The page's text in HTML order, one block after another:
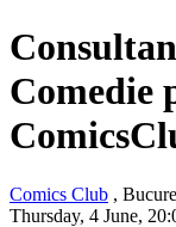
Comedie
Comics Club ,
Thursday, 4 June,